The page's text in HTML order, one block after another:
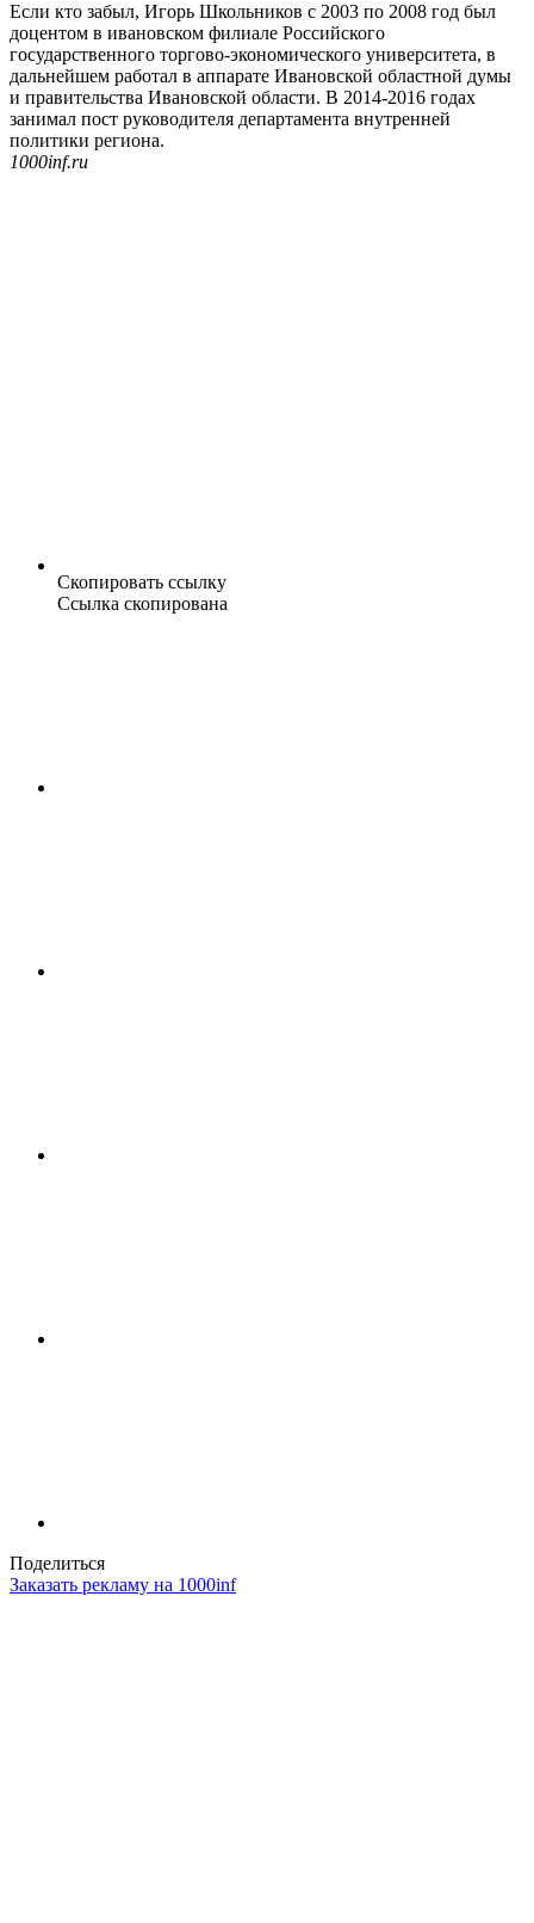
Если кто забыл, Игорь Школьников с 2003 по 2008 год был
доцентом в ивановском филиале Российского
государственного торгово-экономического университета, в
дальнейшем работал в аппарате Ивановской областной думы
и правительства Ивановской области. В 2014-2016 годах
занимал пост руководителя департамента внутренней
политики региона.
1000inf.ru
Скопировать ссылку
Ссылка скопирована
Поделиться
Заказать рекламу на 1000inf